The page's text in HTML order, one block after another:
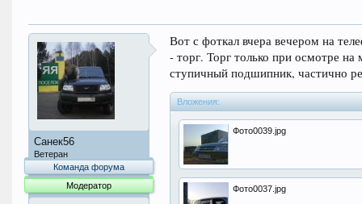
Санек56
Ветеран
Команда форума
Модератор
Вот с фоткал вчера вечером на
- торг. Торг только при осмотре
ступичный подшипник, частично
Вложения:
Фото0039.jpg
Фото0037.jpg